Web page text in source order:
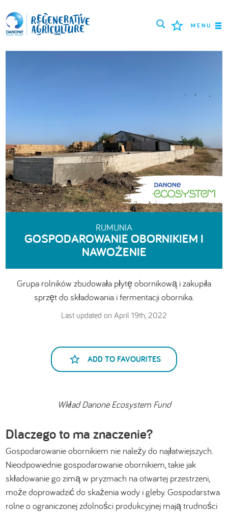
MENU
РУССКИЙ ROMÂNĂ PORTUGUÊS
POLSKI NEDERLANDS FRANÇAIS
ESPAÑOL ENGLISH DEUTSCH
RUMUNIA
GOSPODAROWANIE OBORNIKIEM I
NAWOŻENIE
Grupa rolników zbudowała płytę obornikową i zakupiła
sprzęt do składowania i fermentacji obornika.
Last updated on April 19th, 2022
ADD TO FAVOURITES
Wkład Danone Ecosystem Fund
Dlaczego to ma znaczenie?
Gospodarowanie obornikiem nie należy do najłatwiejszych.
Nieodpowiednie gospodarowanie obornikiem, takie jak
składowanie go zimą w pryzmach na otwartej przestrzeni,
może doprowadzić do skażenia wody i gleby. Gospodarstwa
rolne o ograniczonej zdolności produkcyjnej mają trudności